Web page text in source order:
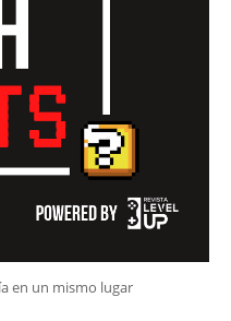
en un mismo lugar